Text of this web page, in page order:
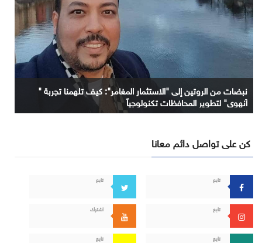
نبضات من الروتين إلى "الاستثمار المغامر": كيف تلهمنا تجربة "
آنهوي" لتطوير المحافظات تكنولوجياً
كن على تواصل دائم معانا
تابع تابع
تابع اشترك
تابع تابع